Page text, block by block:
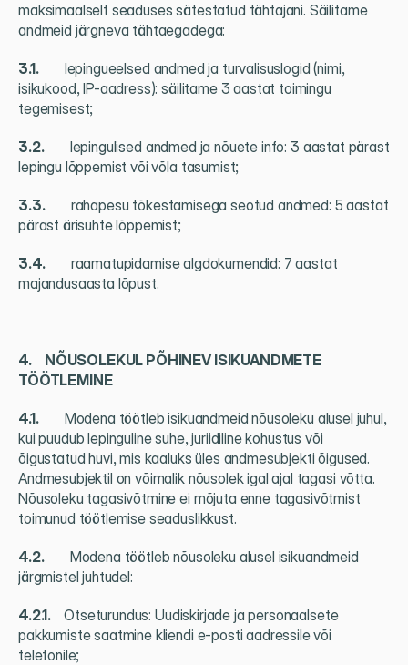
maksimaalselt seaduses sätestatud tähtajani. Säilitame
andmeid järgneva tähtaegadega:
3.1. lepingueelsed andmed ja turvalisuslogid (nimi,
isikukood, IP-aadress): säilitame 3 aastat toimingu
tegemisest;
3.2. lepingulised andmed ja nõuete info: 3 aastat pärast
lepingu lõppemist või võla tasumist;
3.3. rahapesu tõkestamisega seotud andmed: 5 aastat
pärast ärisuhte lõppemist;
3.4. raamatupidamise algdokumendid: 7 aastat
majandusaasta lõpust.
4.     NÕUSOLEKUL PÕHINEV ISIKUANDMETE
TÖÖTLEMINE
4.1. Modena töötleb isikuandmeid nõusoleku alusel juhul,
kui puudub lepinguline suhe, juriidiline kohustus või
õigustatud huvi, mis kaaluks üles andmesubjekti õigused.
Andmesubjektil on võimalik nõusolek igal ajal tagasi võtta.
Nõusoleku tagasivõtmine ei mõjuta enne tagasivõtmist
toimunud töötlemise seaduslikkust.
4.2. Modena töötleb nõusoleku alusel isikuandmeid
järgmistel juhtudel:
4.2.1. Otseturundus: Uudiskirjade ja personaalsete
pakkumiste saatmine kliendi e-posti aadressile või
telefonile;